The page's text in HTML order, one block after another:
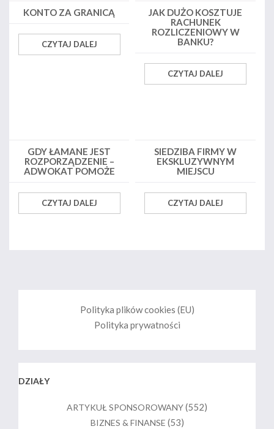
KONTO ZA GRANICĄ
CZYTAJ DALEJ
JAK DUŻO KOSZTUJE
RACHUNEK
ROZLICZENIOWY W
BANKU?
CZYTAJ DALEJ
GDY ŁAMANE JEST
ROZPORZĄDZENIE –
ADWOKAT POMOŻE
CZYTAJ DALEJ
SIEDZIBA FIRMY W
EKSKLUZYWNYM
MIEJSCU
CZYTAJ DALEJ
Polityka plików cookies (EU)
Polityka prywatności
DZIAŁY
ARTYKUŁ SPONSOROWANY(552)
BIZNES & FINANSE (53)